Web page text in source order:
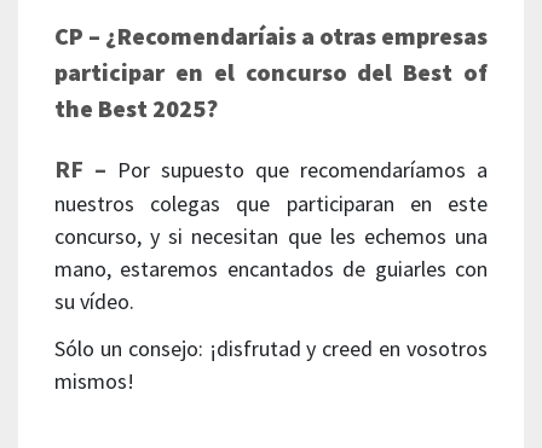
CP – ¿Recomendaríais a otras empresas
participar en el concurso del Best of
the Best 2025?
RF – Por supuesto que recomendaríamos a
nuestros colegas que participaran en este
concurso, y si necesitan que les echemos una
mano, estaremos encantados de guiarles con
su vídeo.
Sólo un consejo: ¡disfrutad y creed en vosotros
mismos!